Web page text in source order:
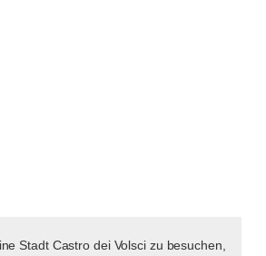
Stadt Castro dei Volsci zu besuchen,